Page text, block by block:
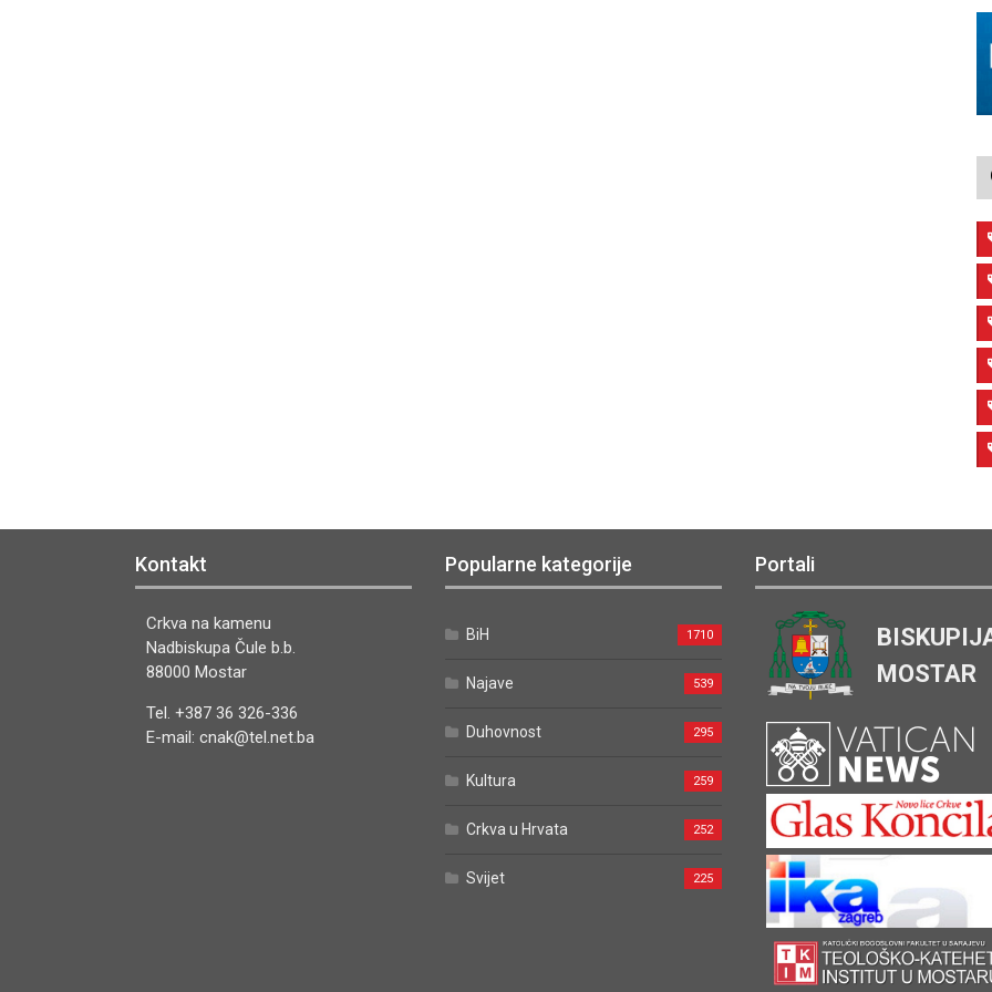
Kontakt
Crkva na kamenu
Nadbiskupa Čule b.b.
88000 Mostar
Tel. +387 36 326-336
E-mail: cnak@tel.net.ba
Popularne kategorije
BiH 1710
Najave 539
Duhovnost 295
Kultura 259
Crkva u Hrvata 252
Svijet 225
Portali
MOSTAR